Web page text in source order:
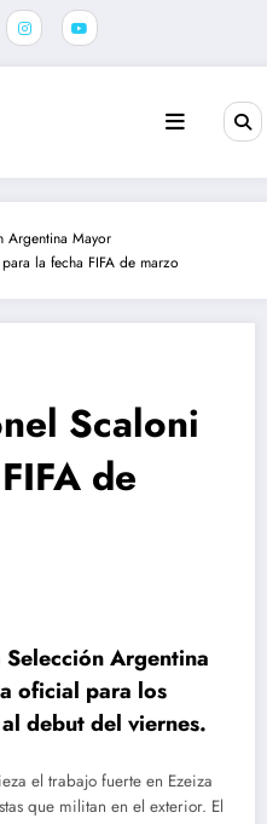
Argentina Mayor
la fecha FIFA de marzo
Scaloni
de
Argentina
oficial para los
debut del viernes.
el trabajo fuerte en Ezeiza
que militan en el exterior. El